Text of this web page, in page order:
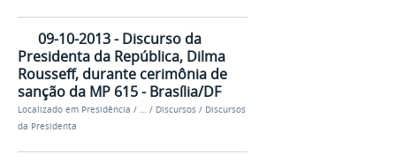
09-10-2013 - Discurso da
Presidenta da República, Dilma
Rousseff, durante cerimônia de
sanção da MP 615 - Brasília/DF
Localizado em Presidência / … / Discursos / Discursos
da Presidenta